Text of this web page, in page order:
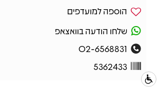
הוספה למועדפים
שלחו הודעה בוואצאפ
02-6568831
5362433